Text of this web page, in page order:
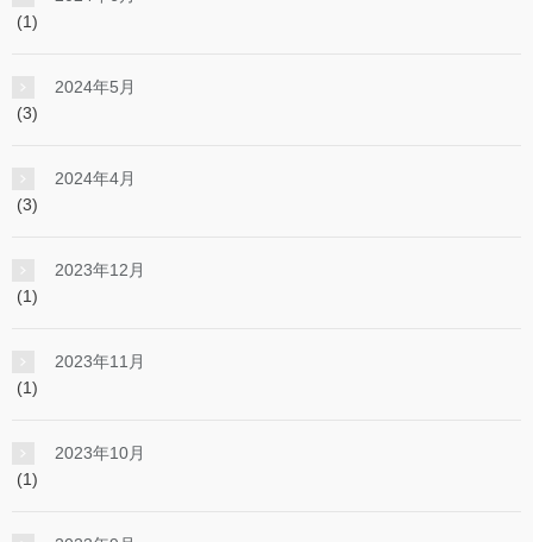
(1)
2024年5月
(3)
2024年4月
(3)
2023年12月
(1)
2023年11月
(1)
2023年10月
(1)